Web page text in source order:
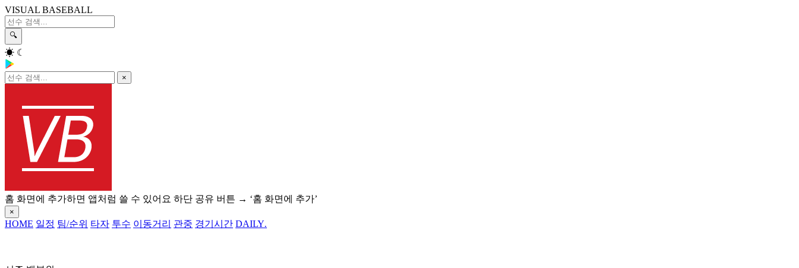
VISUAL BASEBALL
🔍
☀ ☾
×
홈 화면에 추가하면 앱처럼 쓸 수 있어요 하단 공유 버튼 → ‘홈 화면에 추가’
×
HOME 일정 팀/순위 타자 투수 이동거리 관중 경기시간 DAILY.